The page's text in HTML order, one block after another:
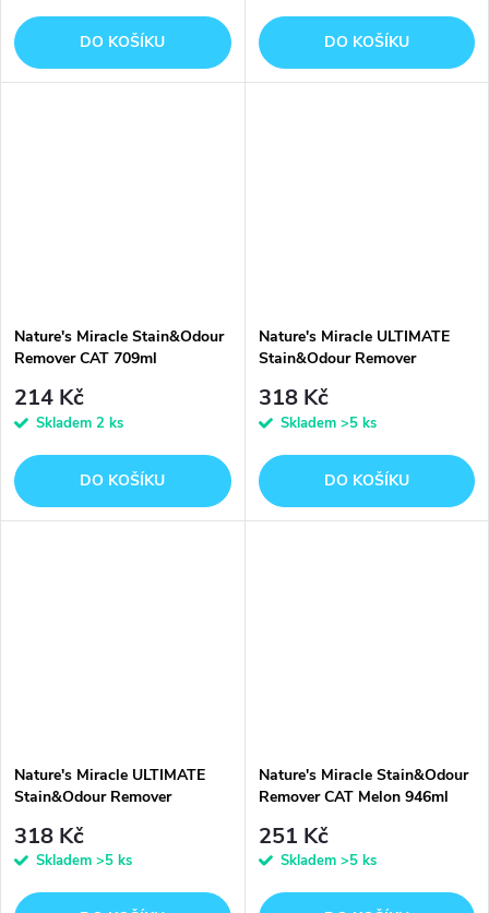
DO KOŠÍKU DO KOŠÍKU
Nature's Miracle Stain&Odour
Remover CAT 709ml
214 Kč
Skladem 2 ks
DO KOŠÍKU
Nature's Miracle ULTIMATE
Stain&Odour Remover
318 Kč
Skladem >5 ks
DO KOŠÍKU
Nature's Miracle ULTIMATE
Stain&Odour Remover
318 Kč
Skladem >5 ks
Nature's Miracle Stain&Odour
Remover CAT Melon 946ml
251 Kč
Skladem >5 ks